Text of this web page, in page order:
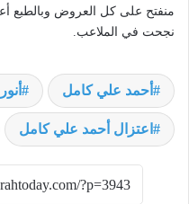
منفتح على كل العروض وبالطبع
نجحت في الملاعب.
أحمد علي كامل
اعتزال أحمد علي كامل